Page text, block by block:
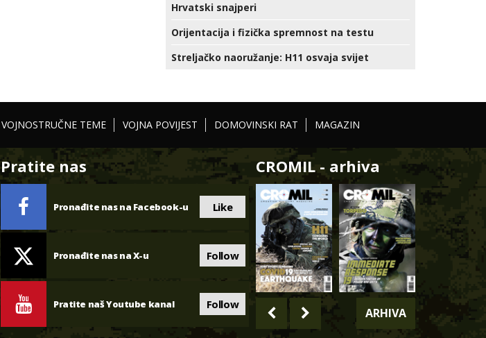
Hrvatski snajperi
Orijentacija i fizička spremnost na testu
Streljačko naoružanje: H11 osvaja svijet
VOJNOSTRUČNE TEME VOJNA POVIJEST DOMOVINSKI RAT MAGAZIN
Pratite nas
Pronađite nas na Facebook-u Like
Pronađite nas na X-u Follow
Pratite naš Youtube kanal Follow
CROMIL - arhiva
ARHIVA